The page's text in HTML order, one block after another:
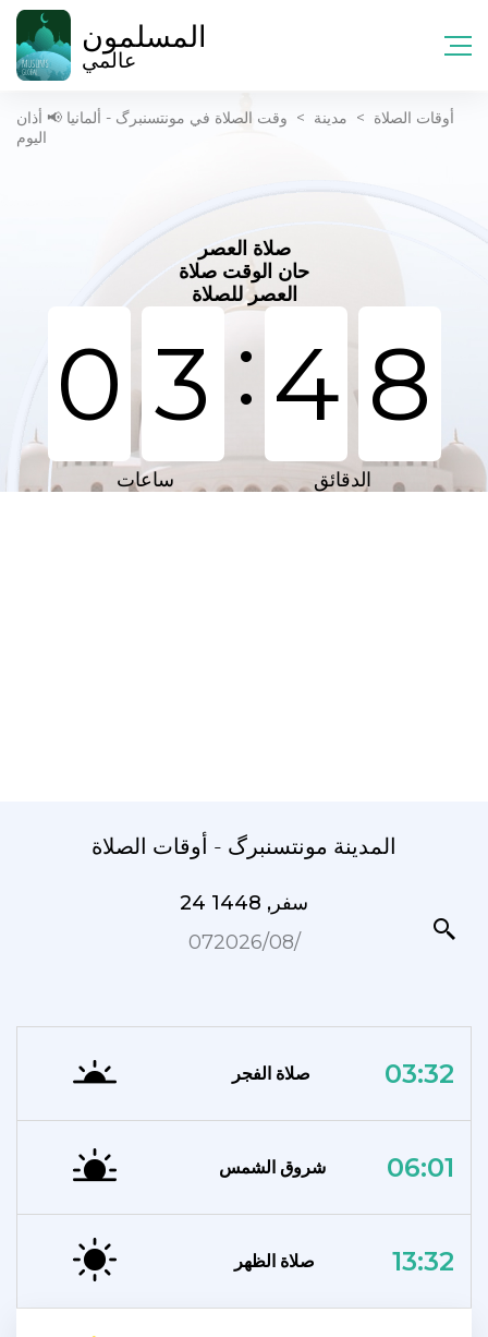
المسلمون
عالمي
أوقات الصلاة > مدينة > وقت الصلاة في مونتسنبرگ - ألمانيا 📢 أذان
اليوم
صلاة العصر
حان الوقت صلاة
العصر للصلاة
0 3 : 4 8
ساعات الدقائق
المدينة مونتسنبرگ - أوقات الصلاة
24 سفر, 1448
07‏/08‏/2026
صلاة الفجر 03:32
شروق الشمس 06:01
صلاة الظهر 13:32